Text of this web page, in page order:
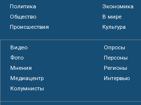
Политика
Экономика
Общество
В мире
Происшествия
Культура
Видео
Опросы
Фото
Персоны
Мнения
Регионы
Медиацентр
Интервью
Колумнисты